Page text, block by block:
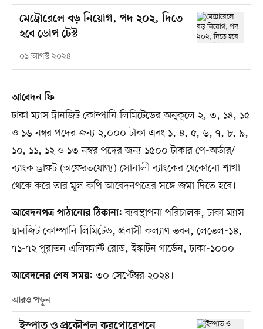
মেট্রোরেলে বড় নিয়োগ, পদ ২০২, দিতে
হবে ডোপ টেস্ট
০১ আগস্ট ২০২৪
আবেদন ফি
ঢাকা ম্যাস ট্রানজিট কোম্পানি লিমিটেডের অনুকূলে ২, ৩, ১৪, ১৫
ও ১৬ নম্বর পদের জন্য ২,০০০ টাকা এবং ১, ৪, ৫, ৬, ৭, ৮, ৯,
১০, ১১, ১২ ও ১৩ নম্বর পদের জন্য ১৫০০ টাকার পে-অর্ডার/
ব্যাংক ড্রাফট (অফেরতযোগ্য) সোনালী ব্যাংকের যেকোনো শাখা
থেকে করে তার মূল কপি আবেদনপত্রের সঙ্গে জমা দিতে হবে।
আবেদনপত্র পাঠানোর ঠিকানা: ব্যবস্থাপনা পরিচালক, ঢাকা ম্যাস
ট্রানজিট কোম্পানি লিমিটেড, প্রবাসী কল্যাণ ভবন, লেভেল-১৪,
৭১-৭২ পুরাতন এলিফ্যান্ট রোড, ইস্কাটন গার্ডেন, ঢাকা-১০০০।
আবেদনের শেষ সময়: ৩০ সেপ্টেম্বর ২০২৪।
আরও পড়ুন